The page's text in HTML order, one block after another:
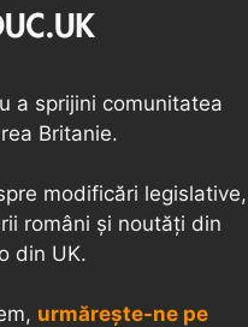
a sprijini comunitatea
Britanie.
modificări legislative,
români și noutăți din
din UK.
urmărește-ne pe